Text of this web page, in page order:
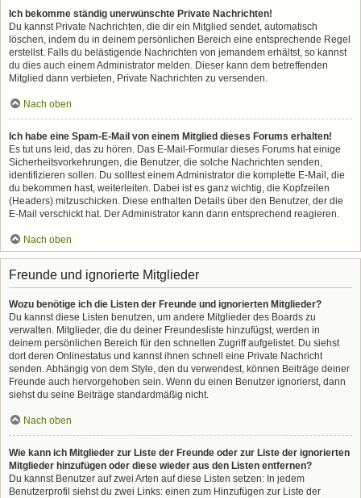
Ich bekomme ständig unerwünschte Private Nachrichten!
Du kannst Private Nachrichten, die dir ein Mitglied sendet, automatisch
löschen, indem du in deinem persönlichen Bereich eine entsprechende Regel
erstellst. Falls du belästigende Nachrichten von jemandem erhältst, so kannst
du dies auch einem Administrator melden. Dieser kann dem betreffenden
Mitglied dann verbieten, Private Nachrichten zu versenden.
Nach oben
Ich habe eine Spam-E-Mail von einem Mitglied dieses Forums erhalten!
Es tut uns leid, das zu hören. Das E-Mail-Formular dieses Forums hat einige
Sicherheitsvorkehrungen, die Benutzer, die solche Nachrichten senden,
identifizieren sollen. Du solltest einem Administrator die komplette E-Mail, die
du bekommen hast, weiterleiten. Dabei ist es ganz wichtig, die Kopfzeilen
(Headers) mitzuschicken. Diese enthalten Details über den Benutzer, der die
E-Mail verschickt hat. Der Administrator kann dann entsprechend reagieren.
Nach oben
Freunde und ignorierte Mitglieder
Wozu benötige ich die Listen der Freunde und ignorierten Mitglieder?
Du kannst diese Listen benutzen, um andere Mitglieder des Boards zu
verwalten. Mitglieder, die du deiner Freundesliste hinzufügst, werden in
deinem persönlichen Bereich für den schnellen Zugriff aufgelistet. Du siehst
dort deren Onlinestatus und kannst ihnen schnell eine Private Nachricht
senden. Abhängig von dem Style, den du verwendest, können Beiträge deiner
Freunde auch hervorgehoben sein. Wenn du einen Benutzer ignorierst, dann
siehst du seine Beiträge standardmäßig nicht.
Nach oben
Wie kann ich Mitglieder zur Liste der Freunde oder zur Liste der ignorierten
Mitglieder hinzufügen oder diese wieder aus den Listen entfernen?
Du kannst Benutzer auf zwei Arten auf diese Listen setzen: In jedem
Benutzerprofil siehst du zwei Links: einen zum Hinzufügen zur Liste der